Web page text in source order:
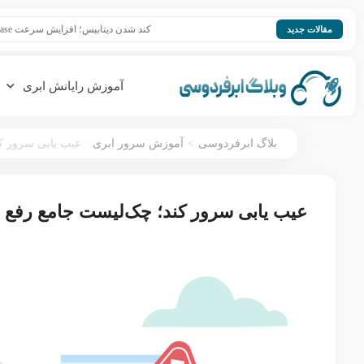
مقالات جدید کند شدن دیتابیس؛ افزایش سرعت Database
آموزش رایانش ابری
بلاگ ابرفردوسی > آموزش سرور ابری : عیب یابی سرور
عیب یابی سرور کند؛ چک‌لیست جامع